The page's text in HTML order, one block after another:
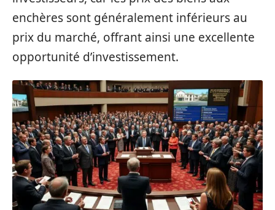
enchères sont généralement inférieurs au
prix du marché, offrant ainsi une excellente
opportunité d’investissement.